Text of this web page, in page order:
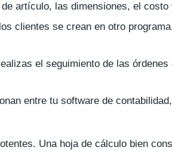
artículo, las dimensiones, el
clientes se crean en otro
el seguimiento de las
entre tu software de
Una hoja de cálculo bien